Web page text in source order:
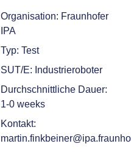
Organisation: Fraunhofer
IPA
Typ: Test
SUT/E: Industrieroboter
Durchschnittliche Dauer:
1-0 weeks
Kontakt: